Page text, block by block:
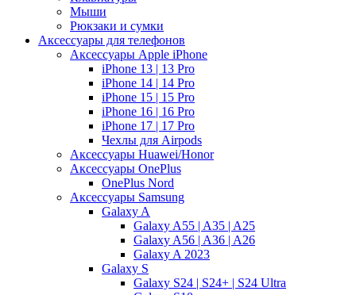
Мыши
Рюкзаки и сумки
Аксессуары для телефонов
Аксессуары Apple iPhone
iPhone 13 | 13 Pro
iPhone 14 | 14 Pro
iPhone 15 | 15 Pro
iPhone 16 | 16 Pro
iPhone 17 | 17 Pro
Чехлы для Airpods
Аксессуары Huawei/Honor
Аксессуары OnePlus
OnePlus Nord
Аксессуары Samsung
Galaxy A
Galaxy A55 | A35 | A25
Galaxy A56 | A36 | A26
Galaxy A 2023
Galaxy S
Galaxy S24 | S24+ | S24 Ultra